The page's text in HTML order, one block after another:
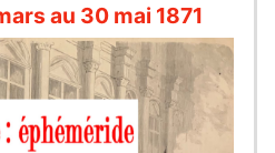
au 30 mai 1871